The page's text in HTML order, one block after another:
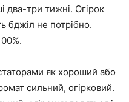
два-три тижні. Огірок
бджіл не потрібно.
як хороший або
сильний, огірковий.